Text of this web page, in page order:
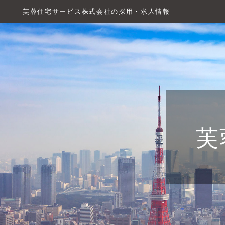
芙蓉住宅サービス株式会社の採用・求人情報